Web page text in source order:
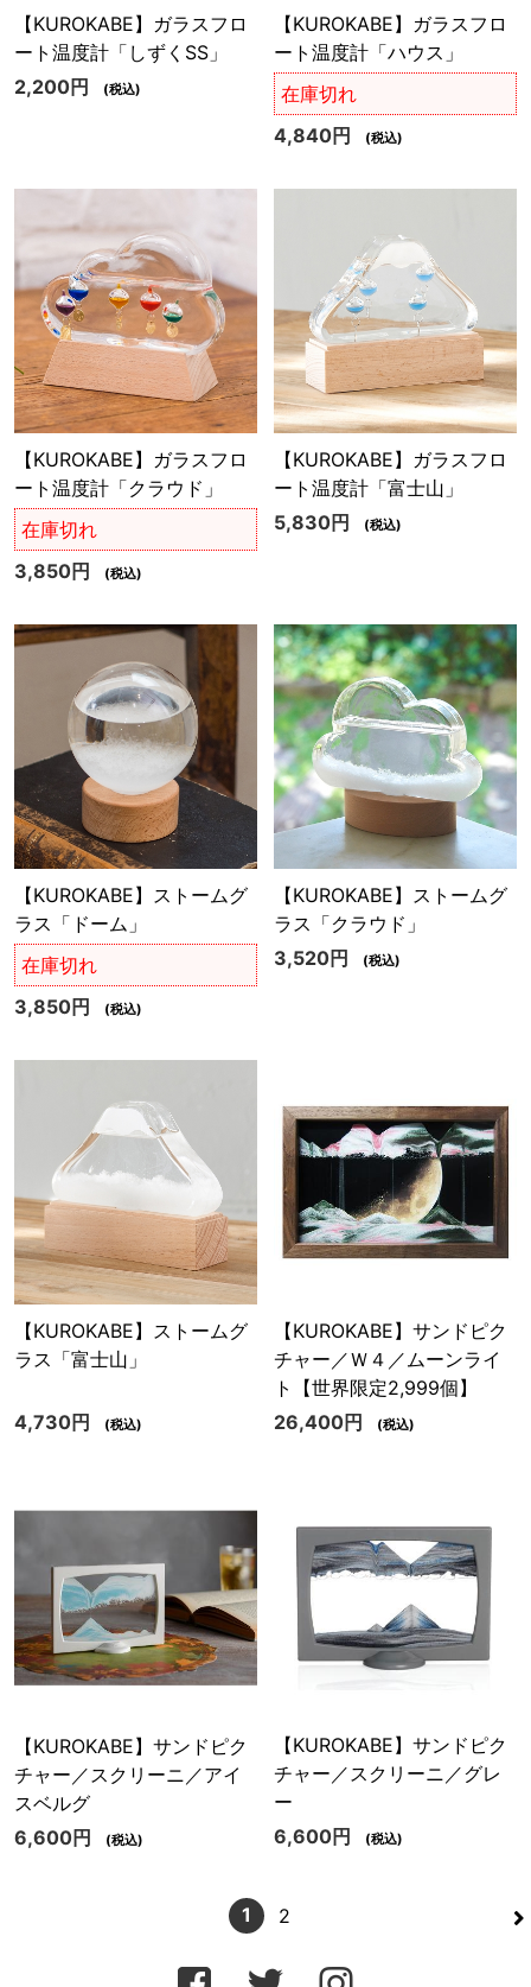
【KUROKABE】ガラスフロ
ート温度計「しずくSS」
2,200円
(税込)
【KUROKABE】ガラスフロ
ート温度計「ハウス」
在庫切れ
4,840円
(税込)
【KUROKABE】ガラスフロ
ート温度計「クラウド」
在庫切れ
3,850円
(税込)
【KUROKABE】ガラスフロ
ート温度計「富士山」
5,830円
(税込)
【KUROKABE】ストームグ
ラス「ドーム」
在庫切れ
3,850円
(税込)
【KUROKABE】ストームグ
ラス「クラウド」
3,520円
(税込)
【KUROKABE】ストームグ
ラス「富士山」
4,730円 (税込)
【KUROKABE】サンドピク
チャー／Ｗ４／ムーンライ
ト【世界限定2,999個】
26,400円
(税込)
【KUROKABE】サンドピク
チャー／スクリーニ／アイ
スベルグ
6,600円
(税込)
【KUROKABE】サンドピク
チャー／スクリーニ／グレ
ー
6,600円
(税込)
>
1 2